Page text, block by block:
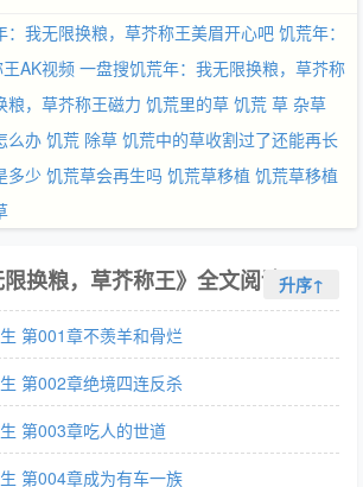
：我无限换粮，草芥称王美眉开心吧 饥荒年：
AK视频 一盘搜饥荒年：我无限换粮，草芥称
粮，草芥称王磁力 饥荒里的草 饥荒 草 杂草
么办 饥荒 除草 饥荒中的草收割过了还能再长
多少 饥荒草会再生吗 饥荒草移植 饥荒草移植
限换粮，草芥称王》全文阅读升序↑
第001章不羡羊和骨烂
第002章绝境四连反杀
第003章吃人的世道
第004章成为有车一族